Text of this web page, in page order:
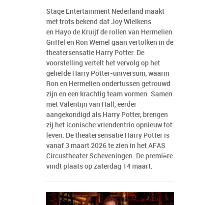
Stage Entertainment Nederland maakt
met trots bekend dat Joy Wielkens
en Hayo de Kruijf de rollen van Hermelien
Griffel en Ron Wemel gaan vertolken in de
theatersensatie Harry Potter. De
voorstelling vertelt het vervolg op het
geliefde Harry Potter-universum, waarin
Ron en Hermelien ondertussen getrouwd
zijn en een krachtig team vormen. Samen
met Valentijn van Hall, eerder
aangekondigd als Harry Potter, brengen
zij het iconische vriendentrio opnieuw tot
leven. De theatersensatie Harry Potter is
vanaf 3 maart 2026 te zien in het AFAS
Circustheater Scheveningen. De première
vindt plaats op zaterdag 14 maart.